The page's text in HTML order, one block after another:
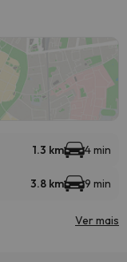
1.3 km 4 min
3.8 km 9 min
Ver mais